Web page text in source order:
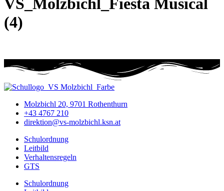
(4)
Molzbichl 20, 9701 Rothenthurn
+43 4767 210
direktion@vs-molzbichl.ksn.at
Schulordnung
Leitbild
Verhaltensregeln
GTS
Schulordnung